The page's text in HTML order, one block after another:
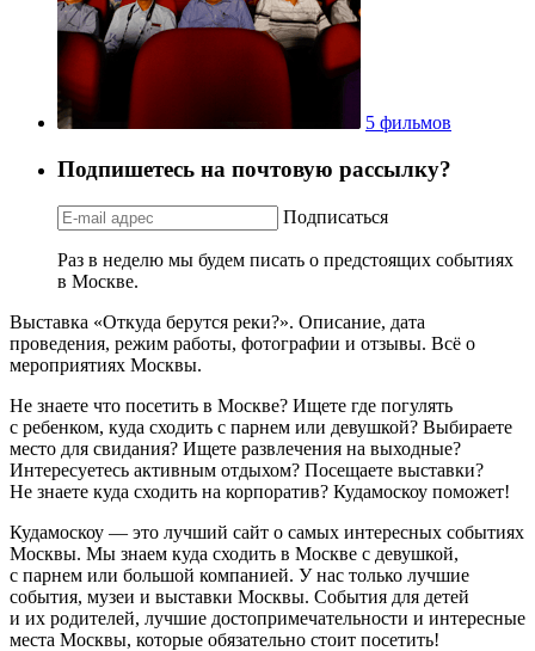
5 фильмов
Подпишетесь на почтовую рассылку?
Подписаться
Раз в неделю мы будем писать о предстоящих событиях
в Москве.
Выставка «Откуда берутся реки?». Описание, дата
проведения, режим работы, фотографии и отзывы. Всё о
мероприятиях Москвы.
Не знаете что посетить в Москве? Ищете где погулять
с ребенком, куда сходить с парнем или девушкой? Выбираете
место для свидания? Ищете развлечения на выходные?
Интересуетесь активным отдыхом? Посещаете выставки?
Не знаете куда сходить на корпоратив? Кудамоскоу поможет!
Кудамоскоу — это лучший сайт о самых интересных событиях
Москвы. Мы знаем куда сходить в Москве с девушкой,
с парнем или большой компанией. У нас только лучшие
события, музеи и выставки Москвы. События для детей
и их родителей, лучшие достопримечательности и интересные
места Москвы, которые обязательно стоит посетить!